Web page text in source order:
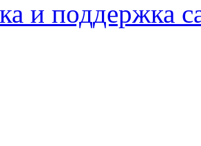
и поддержка